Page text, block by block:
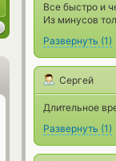
Все быстро и
Из минусов
Развернуть (1)
Сергей
Длительное
Развернуть (1)